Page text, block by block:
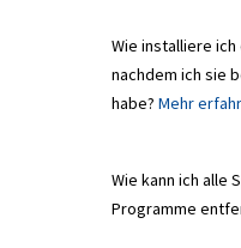
Wie installiere
nachdem ich sie
habe? Mehr
Wie kann ich alle
Programme